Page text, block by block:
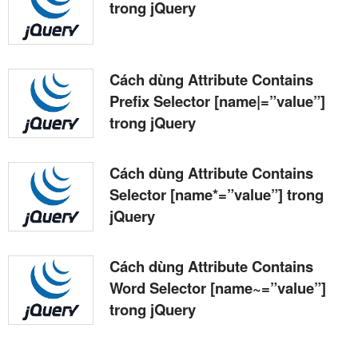
trong jQuery
Cách dùng Attribute Contains
Prefix Selector [name|=”value”]
trong jQuery
Cách dùng Attribute Contains
Selector [name*=”value”] trong
jQuery
Cách dùng Attribute Contains
Word Selector [name~=”value”]
trong jQuery